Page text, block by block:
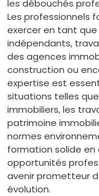
les débouchés
Les professionnels
exercer en tant
indépendants,
des agences
construction ou
expertise est
situations telles
immobiliers, les
patrimoine
normes
formation solide en
opportunités
avenir prometteur
évolution.